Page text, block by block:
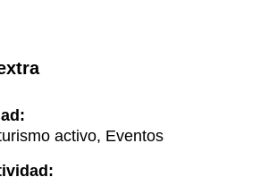
activo, Eventos